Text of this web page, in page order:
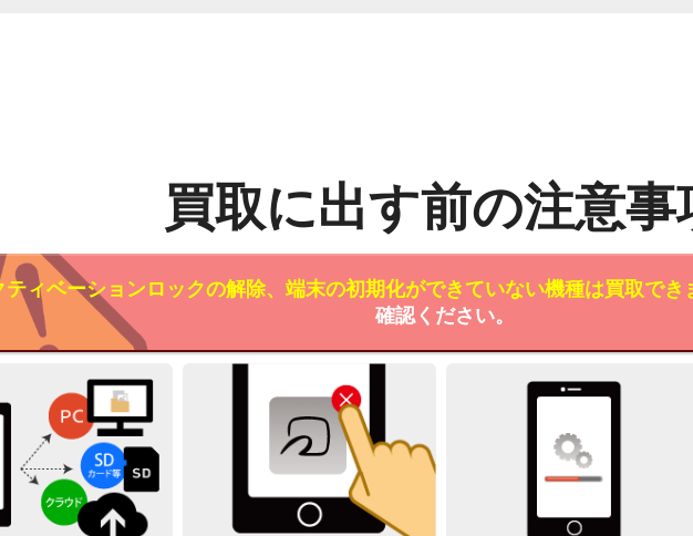
買取に出す前の注意事
ティベーションロックの解除、端末の初期化ができていない機種は買取でき
確認ください。